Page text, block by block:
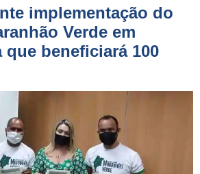
implementação do
Verde em
que beneficiará 100